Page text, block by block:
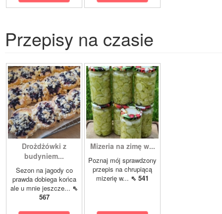
Przepisy na czasie
Drożdżówki z
budyniem...
Sezon na jagody co
prawda dobiega końca
ale u mnie jeszcze... ⇖
567
Mizeria na zimę w...
Poznaj mój sprawdzony
przepis na chrupiącą
mizerię w... ⇖ 541